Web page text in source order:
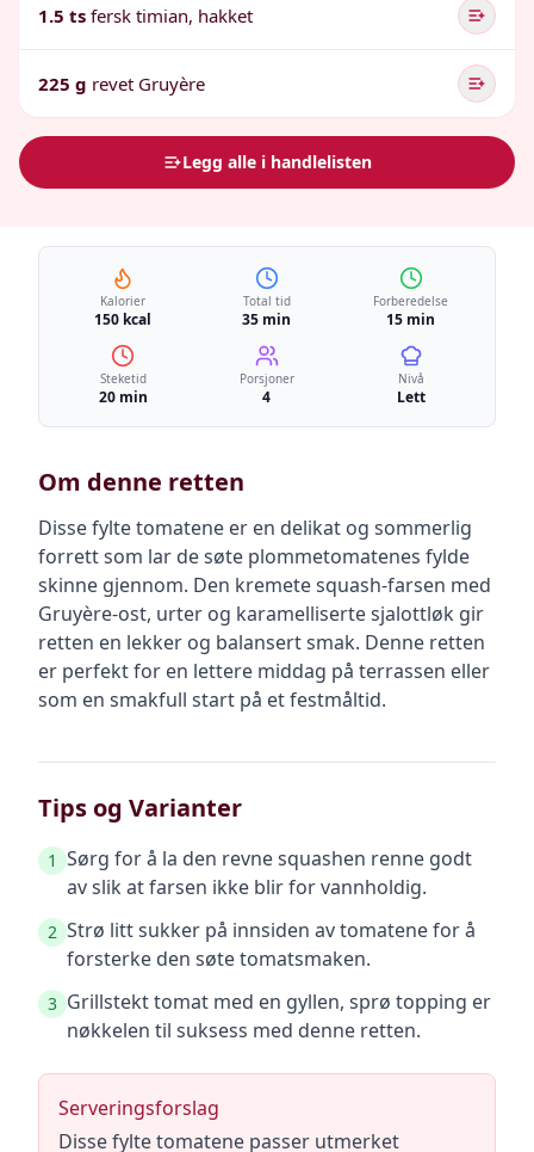
1.5 ts fersk timian, hakket
225 g revet Gruyère
Legg alle i handlelisten
Kalorier
150 kcal
Total tid
35 min
Forberedelse
15 min
Steketid
20 min
Porsjoner
4
Nivå
Lett
Om denne retten
Disse fylte tomatene er en delikat og sommerlig
forrett som lar de søte plommetomatenes fylde
skinne gjennom. Den kremete squash-farsen med
Gruyère-ost, urter og karamelliserte sjalottløk gir
retten en lekker og balansert smak. Denne retten
er perfekt for en lettere middag på terrassen eller
som en smakfull start på et festmåltid.
Tips og Varianter
1 Sørg for å la den revne squashen renne godt
av slik at farsen ikke blir for vannholdig.
2 Strø litt sukker på innsiden av tomatene for å
forsterke den søte tomatsmaken.
3 Grillstekt tomat med en gyllen, sprø topping er
nøkkelen til suksess med denne retten.
Serveringsforslag
Disse fylte tomatene passer utmerket